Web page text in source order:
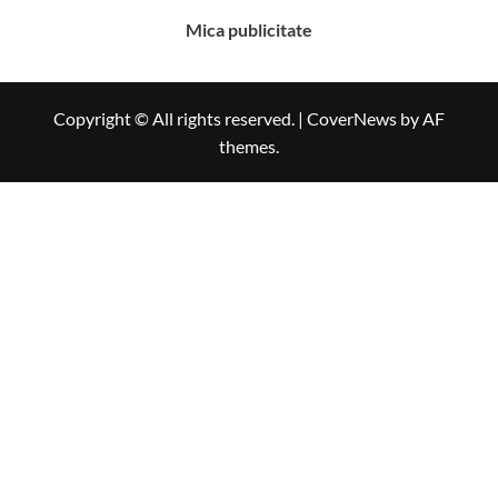
Mica publicitate
Copyright © All rights reserved. | CoverNews by AF
themes.